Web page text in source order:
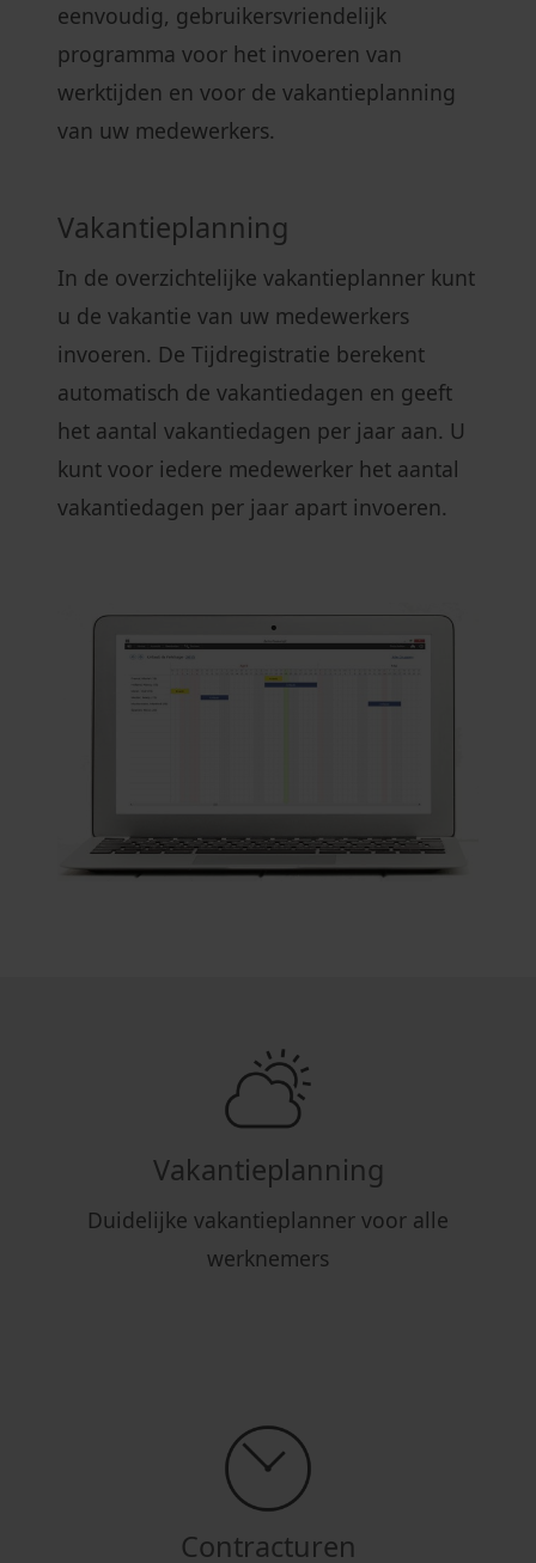
eenvoudig, gebruikersvriendelijk
programma voor het invoeren van
werktijden en voor de vakantieplanning
van uw medewerkers.
Vakantieplanning
In de overzichtelijke vakantieplanner kunt
u de vakantie van uw medewerkers
invoeren. De Tijdregistratie berekent
automatisch de vakantiedagen en geeft
het aantal vakantiedagen per jaar aan. U
kunt voor iedere medewerker het aantal
vakantiedagen per jaar apart invoeren.
Vakantieplanning
Duidelijke vakantieplanner voor alle
werknemers
Contracturen